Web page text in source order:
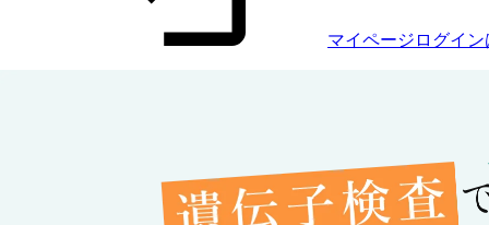
マイページログイ